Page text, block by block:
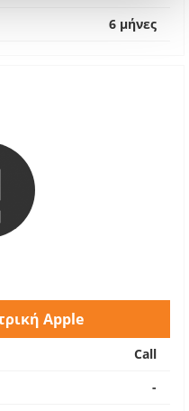
6 μήνες
Apple
Call
-